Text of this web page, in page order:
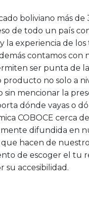
boliviano más de
de todo un país
experiencia de los
contamos con
ser punta de
no solo a
sin mencionar la
dónde vayas o
COBOCE cerca
difundida en
hacen de
de escoger el tu
su accesibilidad.